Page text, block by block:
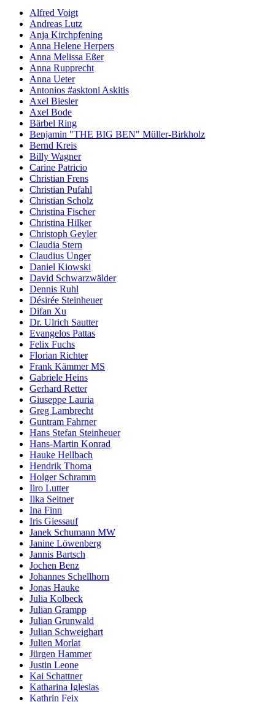
Alfred Voigt
Andreas Lutz
Anja Kirchpfening
Anna Helene Herpers
Anna Melissa Eßer
Anna Rupprecht
Anna Ueter
Antonios #asktoni Askitis
Axel Biesler
Axel Bode
Bärbel Ring
Benjamin "THE BIG BEN" Müller-Birkholz
Bernd Kreis
Billy Wagner
Carine Patricio
Christian Frens
Christian Pufahl
Christian Scholz
Christina Fischer
Christina Hilker
Christoph Geyler
Claudia Stern
Claudius Unger
Daniel Kiowski
David Schwarzwälder
Dennis Ruhl
Désirée Steinheuer
Difan Xu
Dr. Ulrich Sautter
Evangelos Pattas
Felix Fuchs
Florian Richter
Frank Kämmer MS
Gabriele Heins
Gerhard Retter
Giuseppe Lauria
Greg Lambrecht
Guntram Fahrner
Hans Stefan Steinheuer
Hans-Martin Konrad
Hauke Hellbach
Hendrik Thoma
Holger Schramm
Iiro Lutter
Ilka Seitner
Ina Finn
Iris Giessauf
Janek Schumann MW
Janine Löwenberg
Jannis Bartsch
Jochen Benz
Johannes Schellhorn
Jonas Hauke
Julia Kolbeck
Julian Grampp
Julian Grunwald
Julian Schweighart
Julien Morlat
Jürgen Hammer
Justin Leone
Kai Schattner
Katharina Iglesias
Kathrin Feix